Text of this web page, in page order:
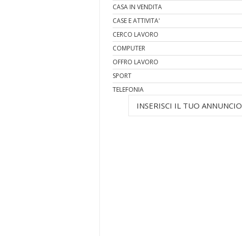
CASA IN VENDITA
CASE E ATTIVITA'
CERCO LAVORO
COMPUTER
OFFRO LAVORO
SPORT
TELEFONIA
INSERISCI IL TUO ANNUNCIO